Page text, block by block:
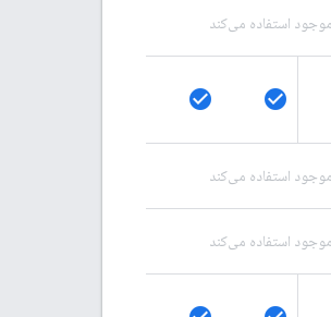
استفاده می‌کند
check_circle
check_circle
استفاده می‌کند
استفاده می‌کند